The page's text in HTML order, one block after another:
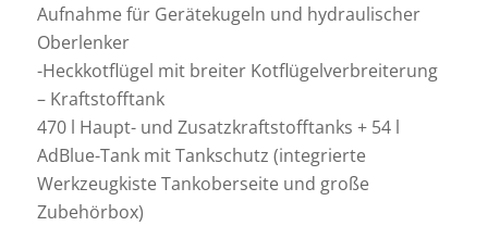
Aufnahme für Gerätekugeln und hydraulischer
Oberlenker
-Heckkotflügel mit breiter Kotflügelverbreiterung
– Kraftstofftank
470 l Haupt- und Zusatzkraftstofftanks + 54 l
AdBlue-Tank mit Tankschutz (integrierte
Werkzeugkiste Tankoberseite und große
Zubehörbox)